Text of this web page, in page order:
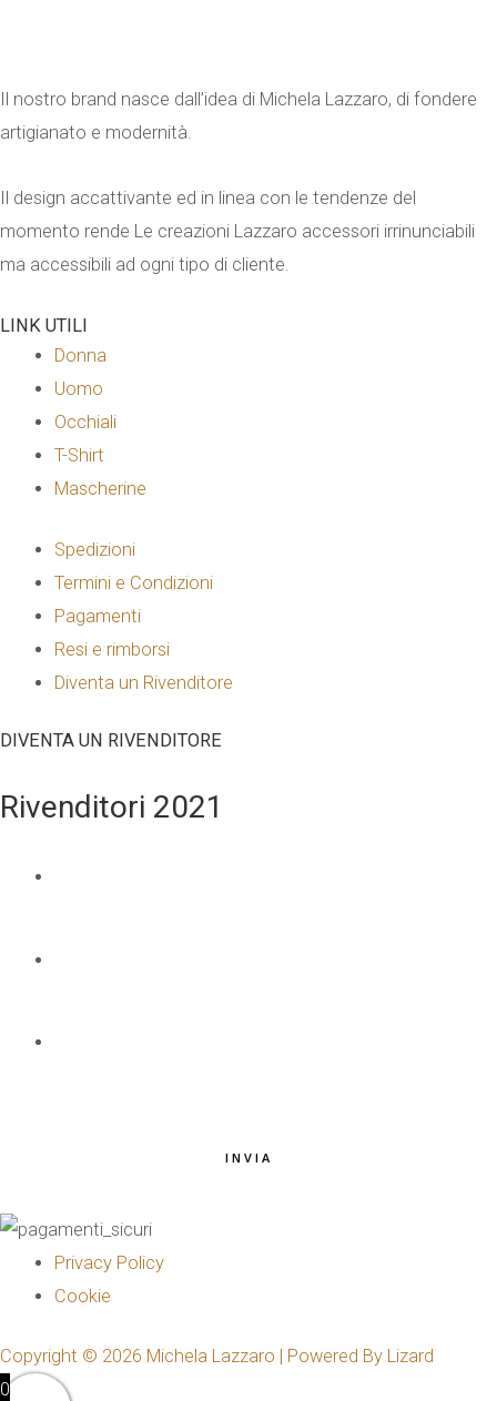
Il nostro brand nasce dall’idea di Michela Lazzaro, di fondere
artigianato e modernità.
Il design accattivante ed in linea con le tendenze del
momento rende Le creazioni Lazzaro accessori irrinunciabili
ma accessibili ad ogni tipo di cliente.
LINK UTILI
Donna
Uomo
Occhiali
T-Shirt
Mascherine
Spedizioni
Termini e Condizioni
Pagamenti
Resi e rimborsi
Diventa un Rivenditore
DIVENTA UN RIVENDITORE
Rivenditori 2021
INVIA
Privacy Policy
Cookie
Copyright © 2026 Michela Lazzaro | Powered By Lizard
0